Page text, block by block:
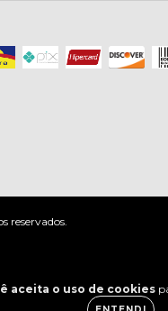
aceita o uso de cookies
reservados.